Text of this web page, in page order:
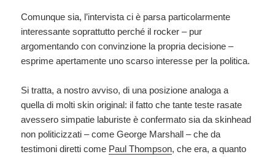
Comunque sia, l’intervista ci è parsa particolarmente
interessante soprattutto perché il rocker – pur
argomentando con convinzione la propria decisione –
esprime apertamente uno scarso interesse per la politica.
Si tratta, a nostro avviso, di una posizione analoga a
quella di molti skin original: il fatto che tante teste rasate
avessero simpatie laburiste è confermato sia da skinhead
non politicizzati – come George Marshall – che da
testimoni diretti come Paul Thompson, che era, a quanto